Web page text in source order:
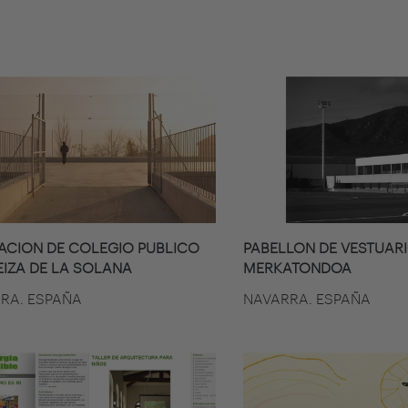
DE COLEGIO PUBLICO
DE LA SOLANA
ESPAÑA
PABELLON DE
MERKATONDOA
NAVARRA. ESPAÑA